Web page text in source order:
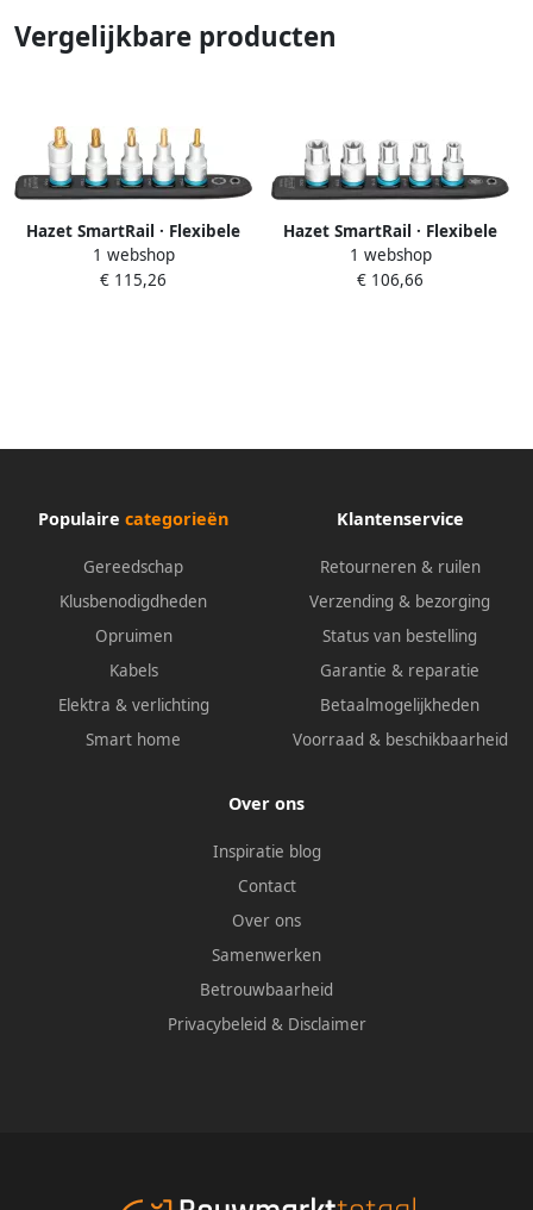
Vergelijkbare producten
Hazet SmartRail · Flexibele
kunststof opsteekstrip 992T-
SR 5 · 1 2 inch (12 5 mm)
1 webshop
€ 115,26
Hazet SmartRail · Flexibele
kunststof opsteekstrip 900E-
SR 5 · 1 2 inch (12 5 mm)
1 webshop
€ 106,66
Populaire categorieën
Gereedschap
Klusbenodigdheden
Opruimen
Kabels
Elektra & verlichting
Smart home
Klantenservice
Retourneren & ruilen
Verzending & bezorging
Status van bestelling
Garantie & reparatie
Betaalmogelijkheden
Voorraad & beschikbaarheid
Over ons
Inspiratie blog
Contact
Over ons
Samenwerken
Betrouwbaarheid
Privacybeleid & Disclaimer